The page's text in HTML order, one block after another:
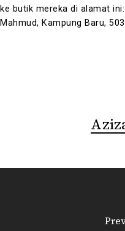
ke butik mereka di alamat ini:
Mahmud, Kampung Baru,